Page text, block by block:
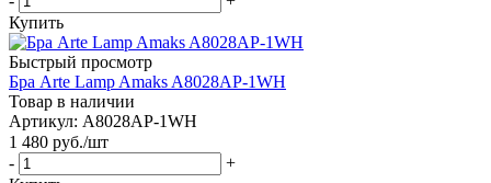
Купить
Быстрый просмотр
Бра Arte Lamp Amaks A8028AP-1WH
Товар в наличии
Артикул: A8028AP-1WH
1 480 руб./шт
-
+